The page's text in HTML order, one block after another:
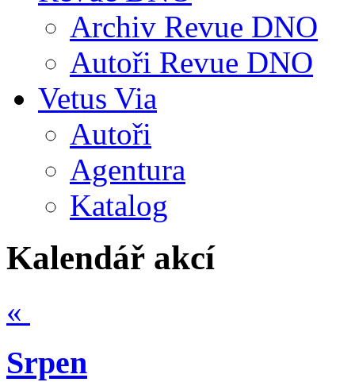
Archiv Revue DNO
Autoři Revue DNO
Vetus Via
Autoři
Agentura
Katalog
Kalendář akcí
«
Srpen